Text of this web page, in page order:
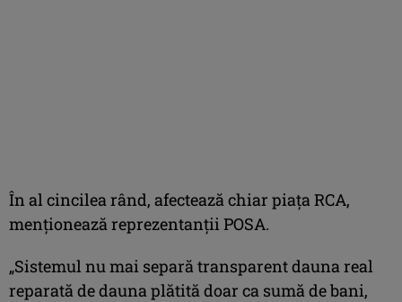
În al cincilea rând, afectează chiar piaţa RCA,
menţionează reprezentanţii POSA.
„Sistemul nu mai separă transparent dauna real
reparată de dauna plătită doar ca sumă de bani,